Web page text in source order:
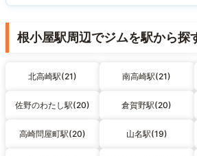
根小屋駅周辺でジムを駅から探
北高崎駅(21) 南高崎駅(21)
佐野のわたし駅(20) 倉賀野駅(20)
高崎問屋町駅(20) 山名駅(19)